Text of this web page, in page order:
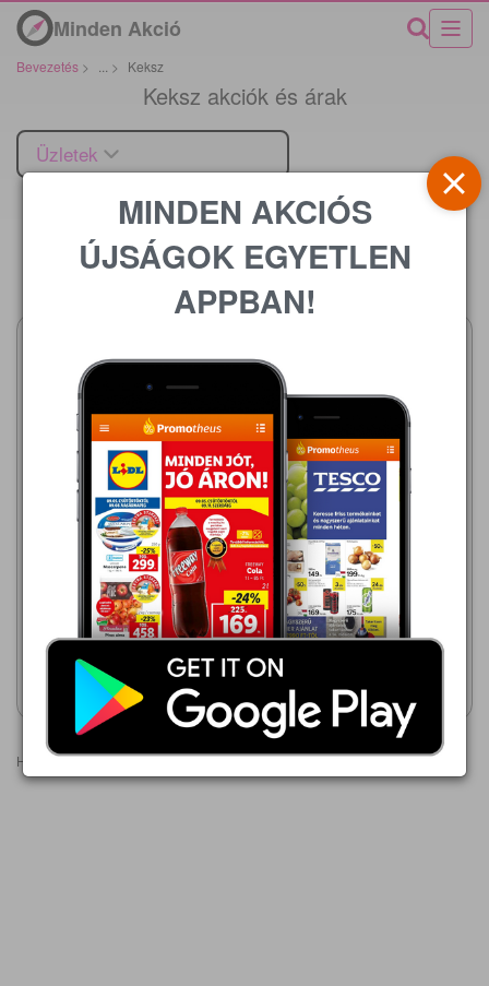
Minden Akció
Bevezetés > > Keksz
Keksz akciók és árak
Üzletek
Ár
Penny Market
2026.08.17 - 08.19
139,00 Ft
Trijó Tízórai Keksz
Akciós újság
megtekintése
Penny Market
2026.08.06 - 08.12
249,00 Ft
DETKI Állatfigurás Keksz
Akciós újság
megtekintése
Hirdetések
MINDEN AKCIÓS
ÚJSÁGOK EGYETLEN
APPBAN!